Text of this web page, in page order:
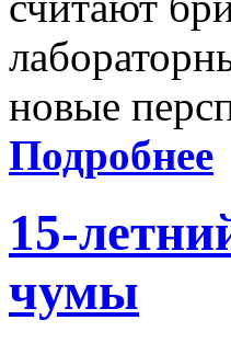
новые
Подробнее
15-
чумы